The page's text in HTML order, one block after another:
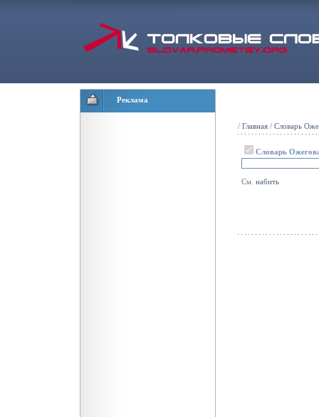
Реклама
/ Главная / Словарь
Словарь
См. набить